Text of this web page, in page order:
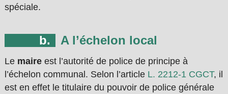
spéciale.
A l’échelon local
Le maireest l’autorité de police de principe à
l’échelon communal. Selon l’article L. 2212-1 CGCT, il
est en effet le titulaire du pouvoir de police générale